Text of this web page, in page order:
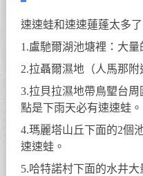
速速蛙和速速蓮蓬太多
1.盧馳爾湖池塘裡：大
2.拉聶爾濕地（人馬那
3.拉貝拉濕地帶鳥朢台
點是下雨天必有速速蛙。
4.瑪麗塔山丘下面的2個
速速蛙。
5.哈特諾村下面的水井